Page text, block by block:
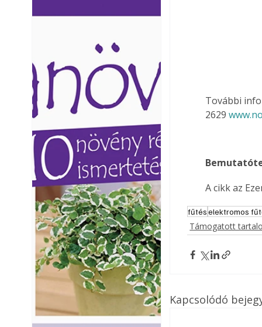
További
2629
A cikk az
fűtéselektromos
Támogatott
Kapcsolódó